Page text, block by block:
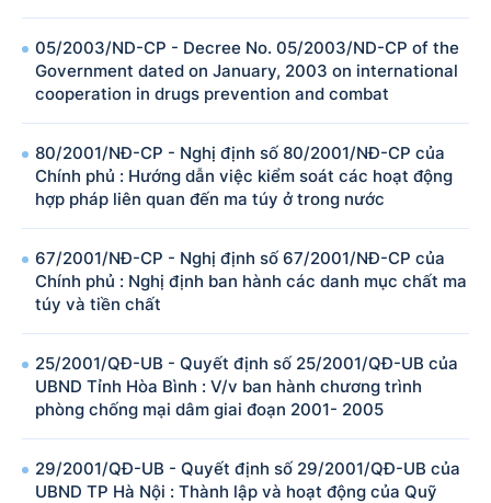
05/2003/ND-CP - Decree No. 05/2003/ND-CP of the
Government dated on January, 2003 on international
cooperation in drugs prevention and combat
80/2001/NĐ-CP - Nghị định số 80/2001/NĐ-CP của
Chính phủ : Hướng dẫn việc kiểm soát các hoạt động
hợp pháp liên quan đến ma túy ở trong nước
67/2001/NĐ-CP - Nghị định số 67/2001/NĐ-CP của
Chính phủ : Nghị định ban hành các danh mục chất ma
túy và tiền chất
25/2001/QĐ-UB - Quyết định số 25/2001/QĐ-UB của
UBND Tỉnh Hòa Bình : V/v ban hành chương trình
phòng chống mại dâm giai đoạn 2001- 2005
29/2001/QĐ-UB - Quyết định số 29/2001/QĐ-UB của
UBND TP Hà Nội : Thành lập và hoạt động của Quỹ